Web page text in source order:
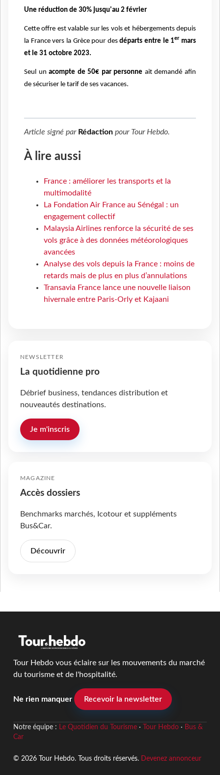
Une réduction de 30% jusqu'au 2 février
Cette offre est valable sur les vols et hébergements depuis
la France vers la Grèce pour desdéparts entre le 1er mars
et le 31 octobre 2023.
Seul unacompte de 50€ par personne ait demandé afin
de sécuriser le tarif de ses vacances.
Article signé par Rédaction pour Tour Hebdo.
À lire aussi
France : améliorer les transports et la
multimodalité
La Fondation Air France au Sénégal : un
engagement collectif
Malaysia Airlines renforce la sécurité de ses
vols grâce à des données météorologiques
avancées
Analyse des vols depuis la France : moins de
retards mais de plus en plus d’annulations
Transavia France lance une nouvelle liaison
hivernale entre Paris-Orly et Kajaani
NEWSLETTER
La quotidienne pro
Débrief business, tendances distribution et
nouveautés destinations.
Je m'inscris
MAGAZINE
Accès dossiers
Benchmarks marchés, Icotour et suppléments
Bus&Car.
Découvrir
Tour Hebdo vous éclaire sur les mouvements du marché
du tourisme et de l'hospitalité.
Ne rien manquer Recevoir la newsletter
Notre équipe : Le Quotidien du Tourisme· Tour Hebdo· Bus &
Car
© 2026 Tour Hebdo. Tous droits réservés. Devenez annonceur